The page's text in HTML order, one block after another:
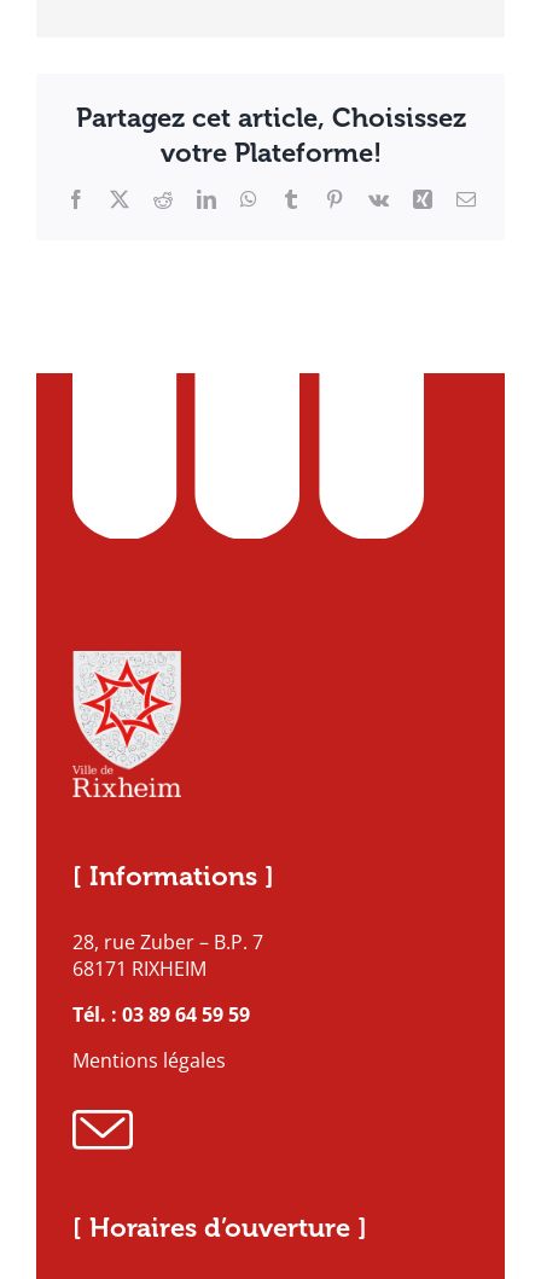
Partagez cet article, Choisissez
votre Plateforme!
Facebook
X RedditLinkedInWhatsApp
TumblrPinterest
Vk Xing Email
[ Informations ]
28, rue Zuber – B.P. 7
68171 RIXHEIM
Tél. : 03 89 64 59 59
Mentions légales
[ Horaires d’ouverture ]